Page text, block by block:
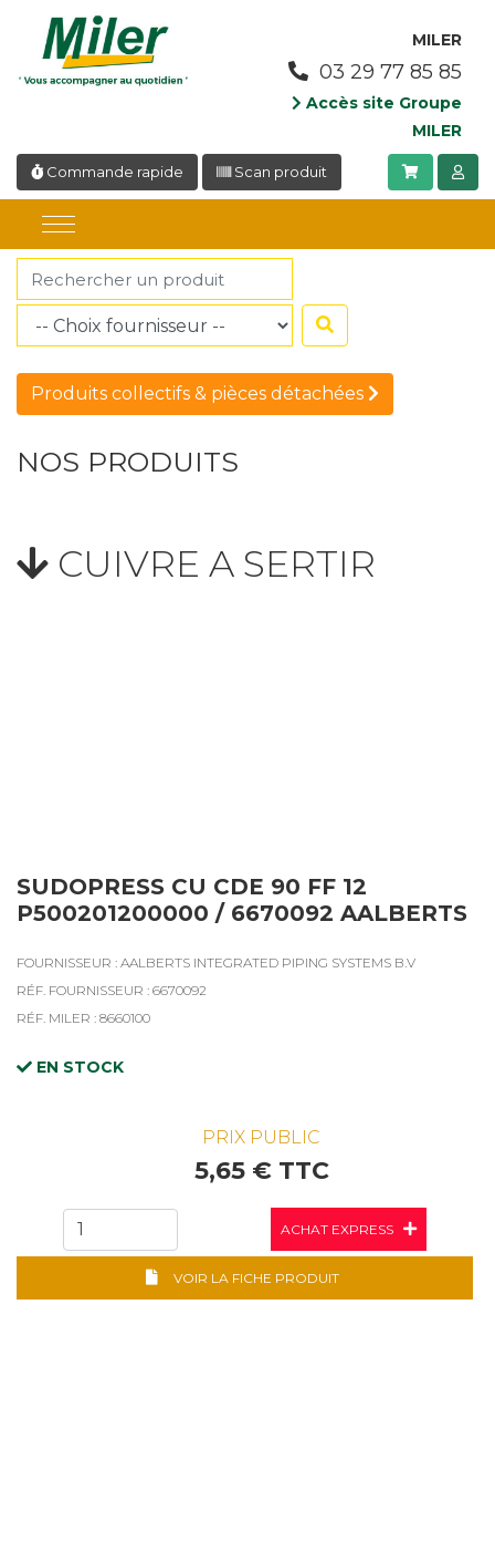
MILER
03 29 77 85 85
Accès site Groupe
MILER
Commande rapide Scan produit
Produits collectifs & pièces détachées
NOS PRODUITS
CUIVRE A SERTIR
SUDOPRESS CU CDE 90 FF 12
P500201200000 / 6670092 AALBERTS
FOURNISSEUR : AALBERTS INTEGRATED PIPING SYSTEMS B.V
RÉF. FOURNISSEUR : 6670092
RÉF. MILER : 8660100
EN STOCK
PRIX PUBLIC
5,65 € TTC
ACHAT EXPRESS
VOIR LA FICHE PRODUIT
Panneau de gestion des cookies